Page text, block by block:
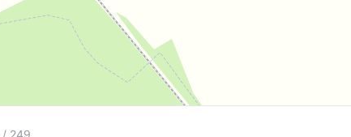
/ 249